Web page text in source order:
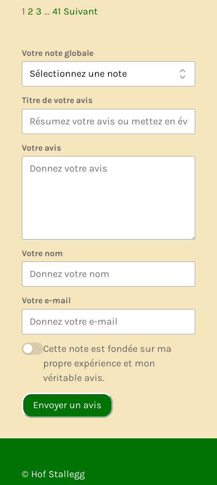
Navigation
Reviews
Page
1 Page
2 Page
3 ... Page
41 Suivant
Votre note globale
Titre de votre avis
Votre avis
Votre nom
Votre e-mail
Cette note est fondée sur ma
propre expérience et mon
véritable avis.
Envoyer un avis
© Hof Stallegg